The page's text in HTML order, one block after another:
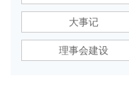
大事记
理事会建设